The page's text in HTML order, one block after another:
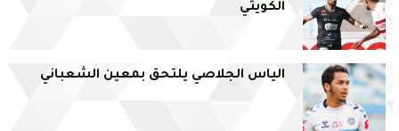
الكويتي
الياس الجلاصي يلتحق بمعين الشعباني